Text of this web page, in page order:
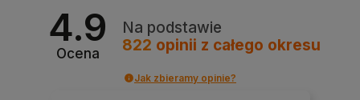
4.9
Ocena
Na podstawie
822 opinii z całego okresu
Jak zbieramy opinie?